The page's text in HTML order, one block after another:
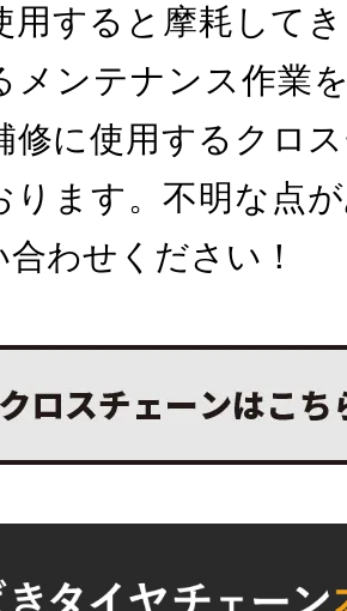
用すると摩耗して
メンテナンス作業
修に使用するクロ
ります。不明な点
わせください！